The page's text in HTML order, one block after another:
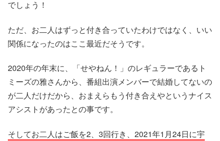
でしょう！
ただ、お二人はずっと付き合っていたわけではなく、いい
関係になったのはここ最近だそうです。
2020年の年末に、「せやねん！」のレギュラーであるト
ミーズの雅さんから、番組出演メンバーで結婚してないの
が二人だけだから、おまえらもう付き合えやというナイス
アシストがあったとの事です。
そしてお二人はご飯を2、3回行き、2021年1月24日に宇